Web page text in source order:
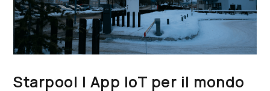
Starpool | App IoT per il mondo